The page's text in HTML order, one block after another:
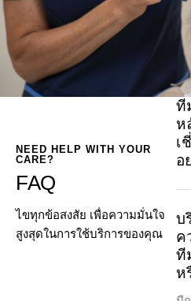
NEED HELP WITH YOUR
CARE?
FAQ
ไขทุกข้อสงสัย เพื่อความมั่นใจ
สูงสุดในการใช้บริการของคุณ
ที
ห
เ
อ
บ
ค
ที
ห